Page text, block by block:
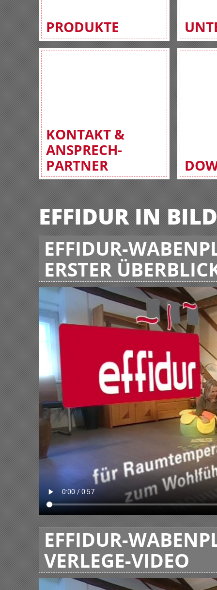
PRODUKTE
KONTAKT &
ANSPRECH-
PARTNER
EFFIDUR IN
EFFIDUR-
ERSTER
EFFIDUR-
VERLEGE-VIDEO